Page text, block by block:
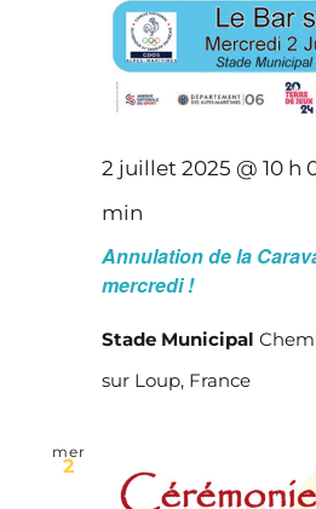
2 juillet 2025 @ 10 h
min
Annulation de la
mercredi !
Stade Municipal
sur Loup, France
mer
2